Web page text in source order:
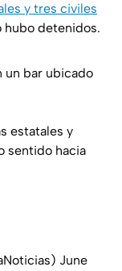
y tres civiles
hubo detenidos.
un bar ubicado
estatales y
sentido hacia
June